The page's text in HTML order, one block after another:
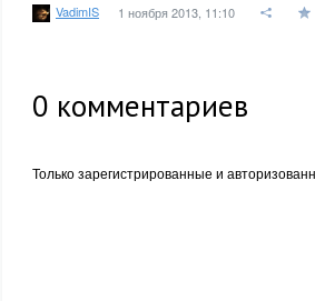
VadimIS 1 ноября 2013, 11:10
0 комментариев
Только зарегистрированные и